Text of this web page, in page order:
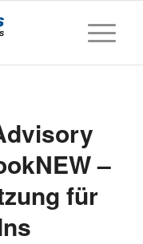
–
für